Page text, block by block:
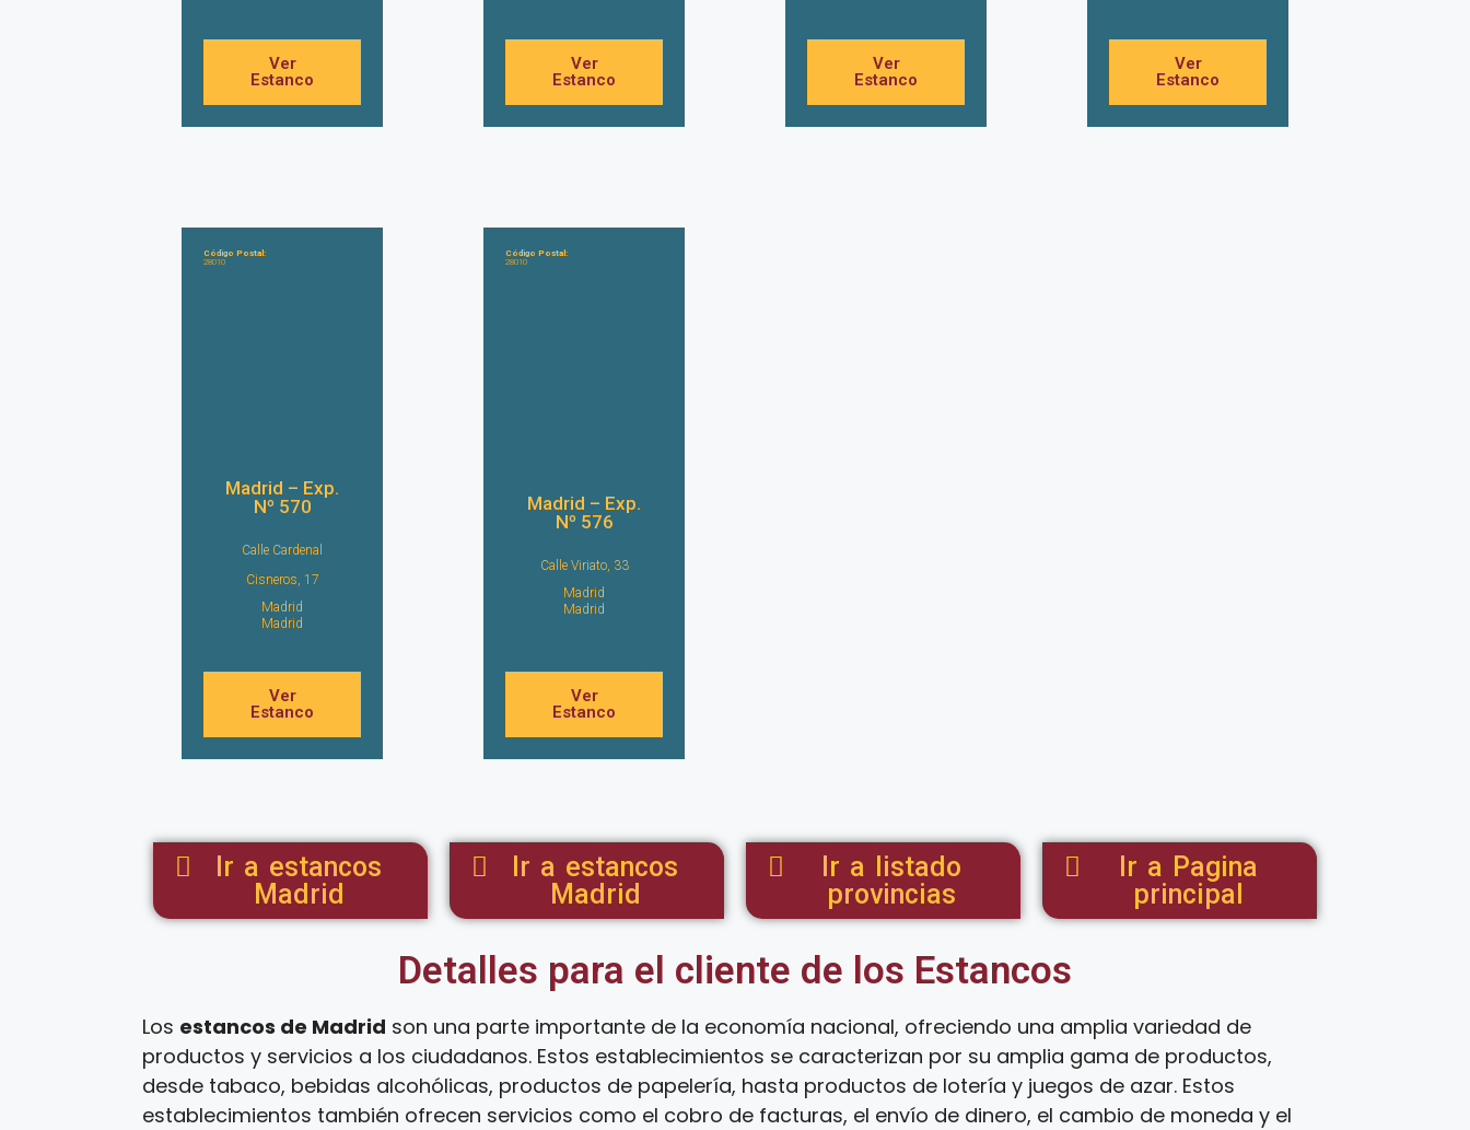
Ver
Estanco
Ver
Estanco
Ver
Estanco
Ver
Estanco
Código Postal:
28010
Madrid – Exp.
Nº 570
Calle Cardenal
Cisneros, 17
Madrid
Madrid
Ver
Estanco
Código Postal:
28010
Madrid – Exp.
Nº 576
Calle Viriato, 33
Madrid
Madrid
Ver
Estanco
Ir a estancos
Madrid
Ir a estancos
Madrid
Ir a listado
provincias
Ir a Pagina
principal
Detalles para el cliente de los Estancos
Los estancos de Madrid son una parte importante de la economía nacional, ofreciendo una amplia variedad de
productos y servicios a los ciudadanos. Estos establecimientos se caracterizan por su amplia gama de productos,
desde tabaco, bebidas alcohólicas, productos de papelería, hasta productos de lotería y juegos de azar. Estos
establecimientos también ofrecen servicios como el cobro de facturas, el envío de dinero, el cambio de moneda y el